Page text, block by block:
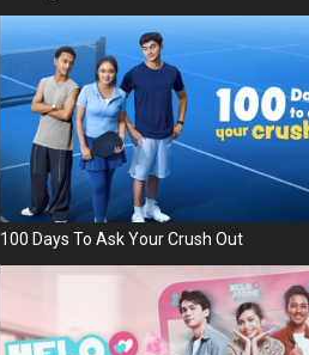
100 Days To Ask Your Crush Out